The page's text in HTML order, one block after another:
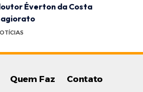
Éverton da Costa
Quem Faz Contato